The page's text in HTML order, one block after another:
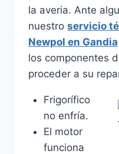
la averia. Ante
nuestro servicio
Newpol en Gandia
los componentes
proceder a su
Frigorífico
no enfría.
El motor
funciona